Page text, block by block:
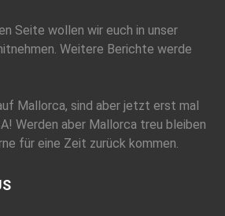
Seite wollen wir euch in unser
Weitere Berichte werde
Mallorca, sind aber jetzt erst mal
Werden aber Mallorca treu bleiben
für eine Zeit zurück kommen.